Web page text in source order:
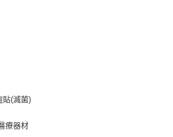
(滅菌)
療器材